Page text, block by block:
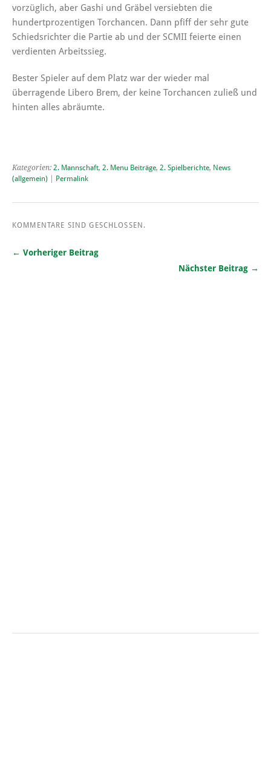
vorzüglich, aber Gashi und Gräbel versiebten die
hundertprozentigen Torchancen. Dann pfiff der sehr gute
Schiedsrichter die Partie ab und der SCMII feierte einen
verdienten Arbeitssieg.
Bester Spieler auf dem Platz war der wieder mal
überragende Libero Brem, der keine Torchancen zuließ und
hinten alles abräumte.
Kategorien: 2. Mannschaft, 2. Menu Beiträge, 2. Spielberichte, News
(allgemein)
Permalink
KOMMENTARE SIND GESCHLOSSEN.
← Vorheriger Beitrag
Nächster Beitrag →